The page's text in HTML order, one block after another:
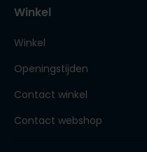
Winkel
Winkel
Openingstijden
Contact winkel
Contact webshop